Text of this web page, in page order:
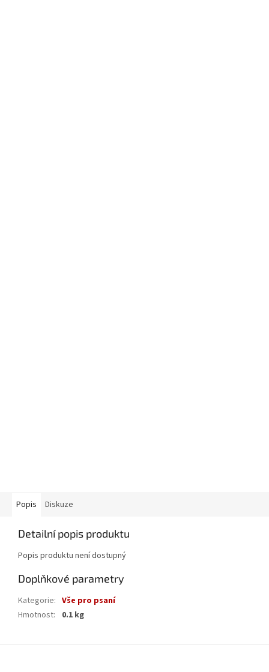
Popis Diskuze
Detailní popis produktu
Popis produktu není dostupný
Doplňkové parametry
Kategorie: Vše pro psaní
Hmotnost: 0.1 kg